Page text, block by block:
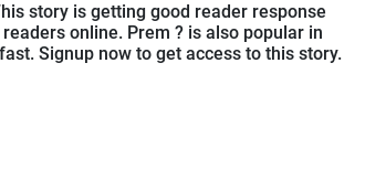
story is getting good reader response
online. Prem ? is also popular in
Signup now to get access to this story.